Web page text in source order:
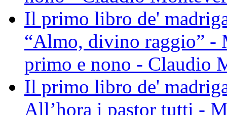
Il primo libro de'
“Almo, divino raggio”
primo e nono - Claudio
Il primo libro de'
All’hora i pastor tutti -